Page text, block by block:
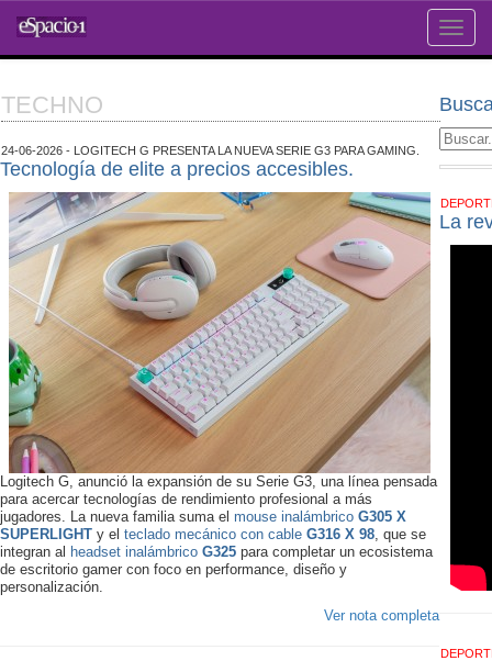
Toggle
TECHNO
24-06-2026 - LOGITECH G PRESENTA LA NUEVA SERIE G3 PARA GAMING.
Tecnología de elite a precios accesibles.
Logitech G, anunció la expansión de su Serie G3, una línea pensada
para acercar tecnologías de rendimiento profesional a más
jugadores. La nueva familia suma el mouse inalámbrico G305 X
SUPERLIGHT y el teclado mecánico con cable G316 X 98, que se
integran al headset inalámbrico G325 para completar un ecosistema
de escritorio gamer con foco en performance, diseño y
personalización.
Ver nota completa
La